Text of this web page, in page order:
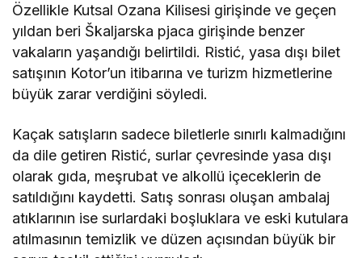
Özellikle Kutsal Ozana Kilisesi girişinde ve geçen
yıldan beri Škaljarska pjaca girişinde benzer
vakaların yaşandığı belirtildi. Ristić, yasa dışı bilet
satışının Kotor’un itibarına ve turizm hizmetlerine
büyük zarar verdiğini söyledi.
Kaçak satışların sadece biletlerle sınırlı kalmadığını
da dile getiren Ristić, surlar çevresinde yasa dışı
olarak gıda, meşrubat ve alkollü içeceklerin de
satıldığını kaydetti. Satış sonrası oluşan ambalaj
atıklarının ise surlardaki boşluklara ve eski kutulara
atılmasının temizlik ve düzen açısından büyük bir